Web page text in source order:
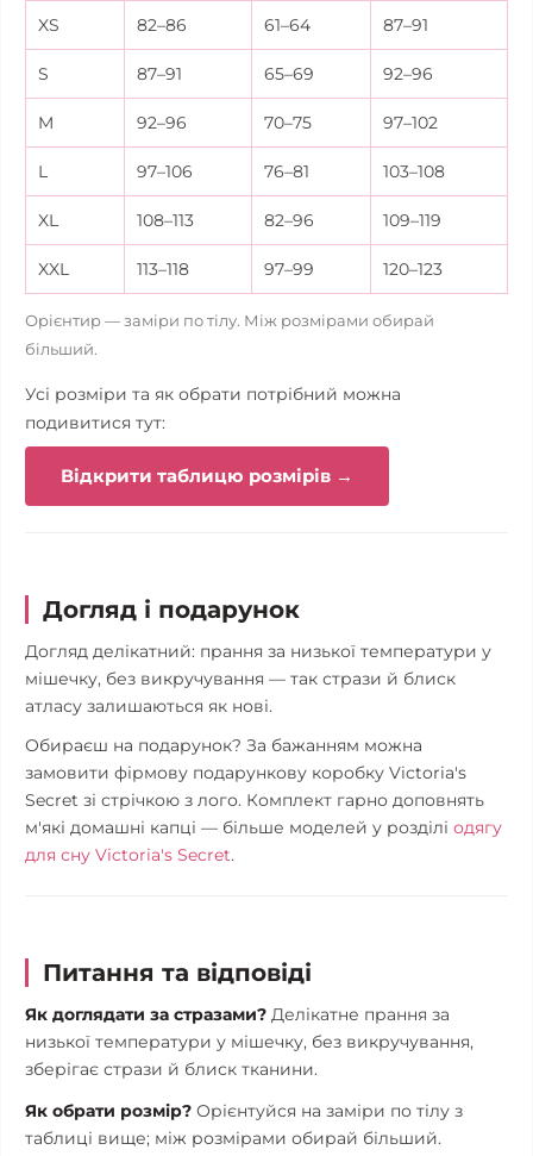
XS 82–86 61–64 87–91
S 87–91 65–69 92–96
M 92–96 70–75 97–102
L 97–106 76–81 103–108
XL 108–113 82–96 109–119
XXL 113–118 97–99 120–123
Орієнтир — заміри по тілу. Між розмірами обирай
більший.
Усі розміри та як обрати потрібний можна
подивитися тут:
Відкрити таблицю розмірів →
Догляд і подарунок
Догляд делікатний: прання за низької температури у
мішечку, без викручування — так стрази й блиск
атласу залишаються як нові.
Обираєш на подарунок? За бажанням можна
замовити фірмову подарункову коробку Victoria's
Secret зі стрічкою з лого. Комплект гарно доповнять
м'які домашні капці — більше моделей у розділі одягу
для сну Victoria's Secret.
Питання та відповіді
Як доглядати за стразами? Делікатне прання за
низької температури у мішечку, без викручування,
зберігає стрази й блиск тканини.
Як обрати розмір? Орієнтуйся на заміри по тілу з
таблиці вище; між розмірами обирай більший.